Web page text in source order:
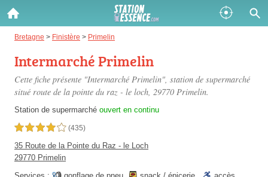
Bretagne > Finistère > Primelin
Intermarché Primelin
Cette fiche présente "Intermarché Primelin", station de supermarché
situé route de la pointe du raz - le loch, 29770 Primelin.
Station de supermarché ouvert en continu
4,0 étoiles sur 5 (435)
35 Route de la Pointe du Raz - le Loch
29770 Primelin
Gazole :
Disponible
SP 98 :
Disponible
SP 95 :
Disponible